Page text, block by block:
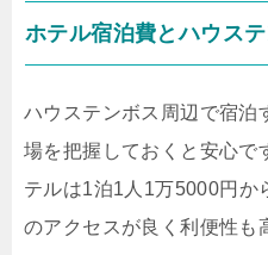
ホテル宿泊費とハウス
ハウステンボス周辺で宿泊
場を把握しておくと安心で
テルは1泊1人1万5000円か
のアクセスが良く利便性も